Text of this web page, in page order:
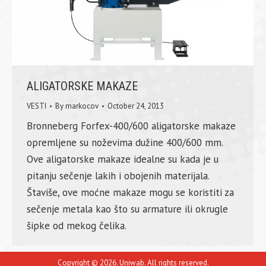
ALIGATORSKE MAKAZE
VESTI Bymarkocov October 24, 2013
Bronneberg Forfex-400/600 aligatorske makaze
opremljene su noževima dužine 400/600 mm.
Ove aligatorske makaze idealne su kada je u
pitanju sečenje lakih i obojenih materijala.
Štaviše, ove moćne makaze mogu se koristiti za
sečenje metala kao što su armature ili okrugle
šipke od mekog čelika.
Copyright © 2026. Uniwab. All rights reserved.